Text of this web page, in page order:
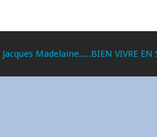
Jacques Madelaine.....BIEN VIVRE EN